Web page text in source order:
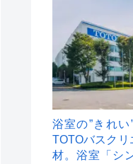
浴室の”きれ
TOTOバスク
材。浴室「シ